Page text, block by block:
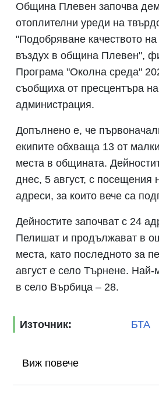
Община Плевен започва
отоплителни уреди на
"Подобряване качеството
въздух в община Плевен",
Програма "Околна среда"
съобщиха от пресцентъра
администрация.
Допълнено е, че
екипите обхваща 13 от
места в общината.
днес, 5 август, с посещения
адреси, за които вече са
Дейностите започват с 24
Пелишат и продължават в
места, като последното за
август е село Търнене. Най-
в село Върбица – 28.
Източник: БТА
Виж повече